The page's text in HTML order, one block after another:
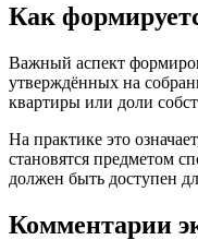
Как
Важный аспект
утверждённых на
квартиры или доли
На практике это
становятся предметом
должен быть доступен
Комментарии